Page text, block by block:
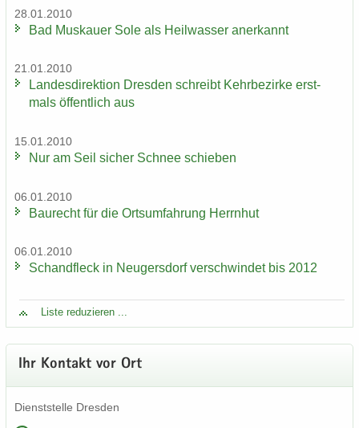
28.01.2010
Bad Mus­kau­er Sole als Heil­was­ser an­er­kannt
21.01.2010
Lan­des­di­rek­ti­on Dres­den schreibt Kehr­be­zir­ke erst­
mals öf­fent­lich aus
15.01.2010
Nur am Seil si­cher Schnee schie­ben
06.01.2010
Bau­recht für die Orts­um­fah­rung Herrn­hut
06.01.2010
Schand­fleck in Neu­gers­dorf ver­schwin­det bis 2012
Liste re­du­zie­ren ...
Ihr Kon­takt vor Ort
Dienst­stel­le Dres­den